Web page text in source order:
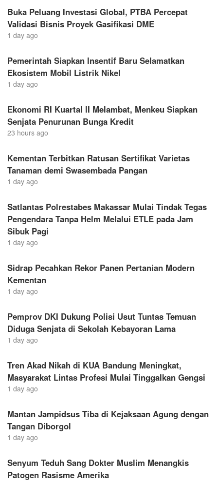
Buka Peluang Investasi Global, PTBA Percepat
Validasi Bisnis Proyek Gasifikasi DME
1 day ago
Pemerintah Siapkan Insentif Baru Selamatkan
Ekosistem Mobil Listrik Nikel
1 day ago
Ekonomi RI Kuartal II Melambat, Menkeu Siapkan
Senjata Penurunan Bunga Kredit
23 hours ago
Kementan Terbitkan Ratusan Sertifikat Varietas
Tanaman demi Swasembada Pangan
1 day ago
Satlantas Polrestabes Makassar Mulai Tindak Tegas
Pengendara Tanpa Helm Melalui ETLE pada Jam
Sibuk Pagi
1 day ago
Sidrap Pecahkan Rekor Panen Pertanian Modern
Kementan
1 day ago
Pemprov DKI Dukung Polisi Usut Tuntas Temuan
Diduga Senjata di Sekolah Kebayoran Lama
1 day ago
Tren Akad Nikah di KUA Bandung Meningkat,
Masyarakat Lintas Profesi Mulai Tinggalkan Gengsi
1 day ago
Mantan Jampidsus Tiba di Kejaksaan Agung dengan
Tangan Diborgol
1 day ago
Senyum Teduh Sang Dokter Muslim Menangkis
Patogen Rasisme Amerika